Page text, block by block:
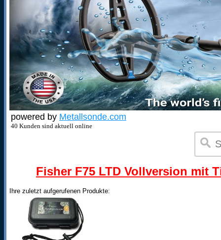
powered by Metallsonde.com
40 Kunden sind aktuell online
Fisher F75 LTD Vollversion mit
Ihre zuletzt aufgerufenen Produkte: